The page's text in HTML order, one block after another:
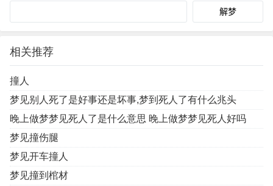
相关推荐
撞人
梦见别人死了是好事还是坏事,梦到死人了有什么兆头
晚上做梦梦见死人了是什么意思 晚上做梦梦见死人好吗
梦见撞伤腿
梦见开车撞人
梦见撞到棺材